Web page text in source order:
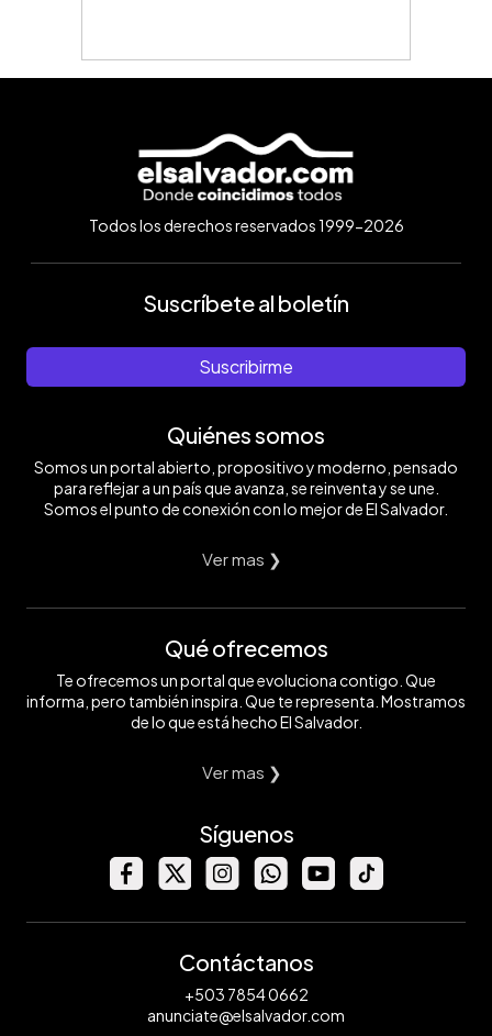
Todos los derechos reservados 1999-2026
Suscríbete al boletín
Suscribirme
Quiénes somos
Somos un portal abierto, propositivo y moderno, pensado
para reflejar a un país que avanza, se reinventa y se une.
Somos el punto de conexión con lo mejor de El Salvador.
Ver mas ❯
Qué ofrecemos
Te ofrecemos un portal que evoluciona contigo. Que
informa, pero también inspira. Que te representa. Mostramos
de lo que está hecho El Salvador.
Ver mas ❯
Síguenos
Contáctanos
+503 7854 0662
anunciate@elsalvador.com